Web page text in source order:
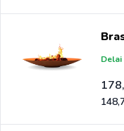
adaptée avec nos